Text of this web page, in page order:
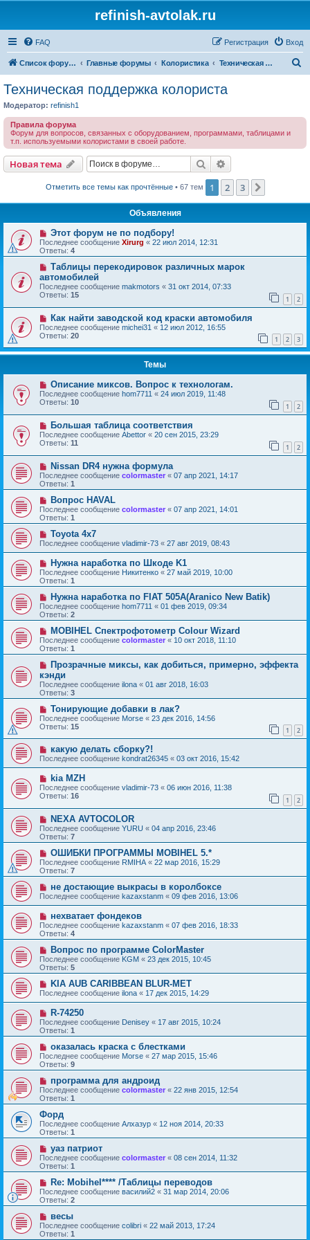
refinish-avtolak.ru
FAQ Вход
Регистрация
Список форумов Главные форумы Колористика Техническая поддержка колориста
Техническая поддержка колориста
Модератор: refinish1
Правила форума
Форум для вопросов, связанных с оборудованием, программами, таблицами и
т.п. используемыми колористами в своей работе.
Новая тема Поиск
Отметить все темы как прочтённые• 67 тем 1 2 3
Объявления
Этот форум не по подбору!
Последнее сообщение Xirurg « 22 июл 2014, 12:31
Ответы: 4
Таблицы перекодировок различных марок
автомобилей
Последнее сообщение makmotors « 31 окт 2014, 07:33
Ответы: 15 1 2
Как найти заводской код краски автомобиля
Последнее сообщение michei31 « 12 июл 2012, 16:55
Ответы: 20 1 2 3
Темы
Описание миксов. Вопрос к технологам.
Последнее сообщение hom7711 « 24 июл 2019, 11:48
Ответы: 10 1 2
Большая таблица соответствия
Последнее сообщение Abettor « 20 сен 2015, 23:29
Ответы: 11 1 2
Nissan DR4 нужна формула
Последнее сообщение colormaster « 07 апр 2021, 14:17
Ответы: 1
Вопрос HAVAL
Последнее сообщение colormaster « 07 апр 2021, 14:01
Ответы: 1
Toyota 4x7
Последнее сообщение vladimir-73 « 27 авг 2019, 08:43
Нужна наработка по Шкоде K1
Последнее сообщение Никитенко « 27 май 2019, 10:00
Ответы: 1
Нужна наработка по FIAT 505A(Aranico New Batik)
Последнее сообщение hom7711 « 01 фев 2019, 09:34
Ответы: 2
MOBIHEL Спектрофотометр Colour Wizard
Последнее сообщение colormaster « 10 окт 2018, 11:10
Ответы: 1
Прозрачные миксы, как добиться, примерно, эффекта
кэнди
Последнее сообщение ilona « 01 авг 2018, 16:03
Ответы: 3
Тонирующие добавки в лак?
Последнее сообщение Morse « 23 дек 2016, 14:56
Ответы: 15 1 2
какую делать сборку?!
Последнее сообщение kondrat26345 « 03 окт 2016, 15:42
kia MZH
Последнее сообщение vladimir-73 « 06 июн 2016, 11:38
Ответы: 16 1 2
NEXA AVTOCOLOR
Последнее сообщение YURU « 04 апр 2016, 23:46
Ответы: 7
ОШИБКИ ПРОГРАММЫ MOBIHEL 5.*
Последнее сообщение RMIHA « 22 мар 2016, 15:29
Ответы: 7
не достающие выкрасы в королбоксе
Последнее сообщение kazaxstanm « 09 фев 2016, 13:06
нехватает фондеков
Последнее сообщение kazaxstanm « 07 фев 2016, 18:33
Ответы: 4
Вопрос по программе ColorMaster
Последнее сообщение KGM « 23 дек 2015, 10:45
Ответы: 5
KIA AUB CARIBBEAN BLUR-MET
Последнее сообщение ilona « 17 дек 2015, 14:29
R-74250
Последнее сообщение Denisey « 17 авг 2015, 10:24
Ответы: 1
оказалась краска с блестками
Последнее сообщение Morse « 27 мар 2015, 15:46
Ответы: 9
программа для андроид
Последнее сообщение colormaster « 22 янв 2015, 12:54
Ответы: 1
Форд
Последнее сообщение Алхазур « 12 ноя 2014, 20:33
Ответы: 1
уаз патриот
Последнее сообщение colormaster « 08 сен 2014, 11:32
Ответы: 1
Re: Mobihel**** /Таблицы переводов
Последнее сообщение василий2 « 31 мар 2014, 20:06
Ответы: 2
весы
Последнее сообщение colibri « 22 май 2013, 17:24
Ответы: 1